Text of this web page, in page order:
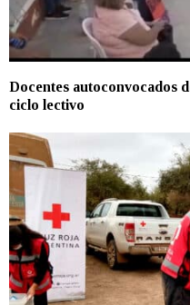
Docentes autoconvocados
ciclo lectivo